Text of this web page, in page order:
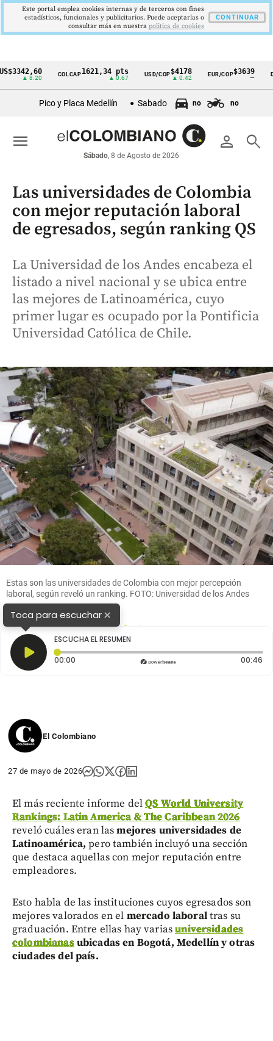
Cintillo
económicos
Colombia
COLCAP1621,34 pts USD/COP$4178
▲ 0.42
EUR/COP$3639
—
Pico y Placa Medellín Sabado no no
person search
Sábado, 8 de Agosto de 2026
menu
Las universidades de Colombia
con mejor reputación laboral
de egresados, según ranking QS
La Universidad de los Andes encabeza el
listado a nivel nacional y se ubica entre
las mejores de Latinoamérica, cuyo
primer lugar es ocupado por la Pontificia
Universidad Católica de Chile.
Estas son las universidades de Colombia con mejor percepción
laboral, según reveló un ranking. FOTO: Universidad de los Andes
Toca para escuchar×
ESCUCHA EL RESUMEN
00:00 Tiempo transcurrido: 0 segundos 00:46
El Colombiano
27 de mayo de 2026
El más reciente informe delQS World University
Rankings: Latin America & The Caribbean 2026
reveló cuáles eran lasmejores universidades de
Latinoamérica, pero también incluyó una sección
que destaca aquellas con mejor reputación entre
empleadores.
Esto habla de las instituciones cuyos egresados son
mejores valorados en el mercado laboraltras su
graduación. Entre ellas hay variasuniversidades
colombianasubicadas en Bogotá, Medellín y otras
ciudades del país.
Este portal emplea cookies internas y de terceros con fines
estadísticos, funcionales y publicitarios. Puede aceptarlas o
consultar más en nuestra politica de cookies
CONTINUAR